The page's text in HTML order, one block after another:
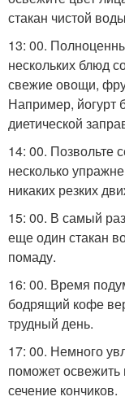
стакан чистой
13: 00.
нескольких блюд
свежие овощи,
Например, йогурт
диетической
14: 00. Позвольте
несколько
никаких резких
15: 00. В самый
еще один стакан
помаду.
16: 00. Время
бодрящий кофе
трудный день.
17: 00. Немного
поможет освежить
сечение кончиков.